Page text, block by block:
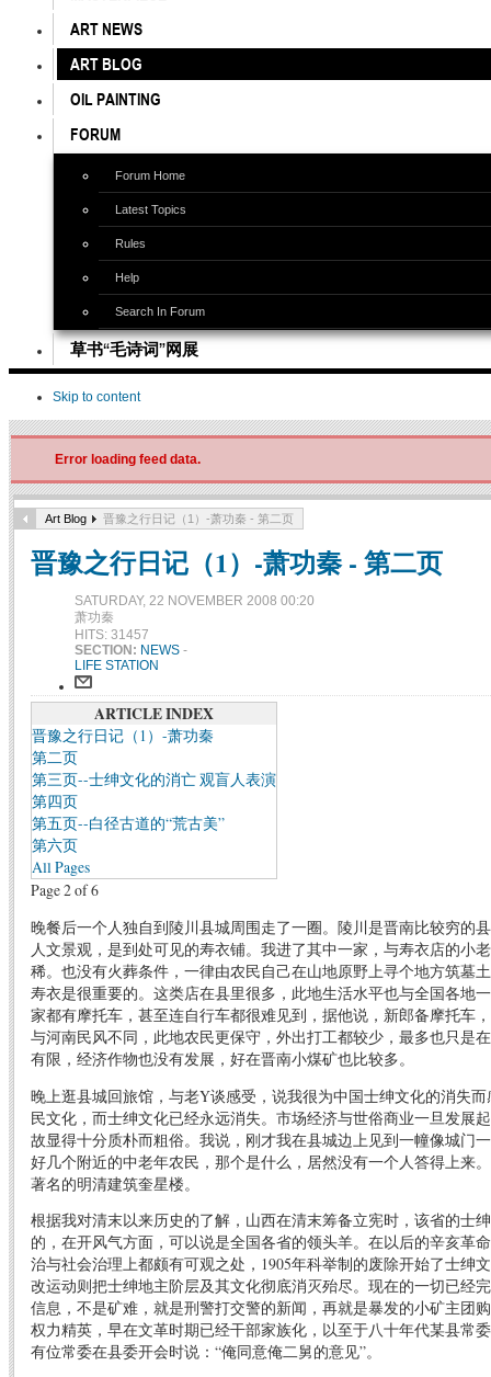
ART NEWS
ART BLOG
OIL PAINTING
FORUM
Forum Home
Latest Topics
Rules
Help
Search In Forum
草书“毛诗词”网展
Skip to content
Error loading feed data.
Art Blog 晋豫之行日记（1）-萧功秦 - 第二页
晋豫之行日记（1）-萧功秦 - 第二页
SATURDAY, 22 NOVEMBER 2008 00:20
萧功秦
HITS: 31457
SECTION: NEWS -
LIFE STATION
ARTICLE INDEX
晋豫之行日记（1）-萧功秦
第二页
第三页--士绅文化的消亡 观盲人表演
第四页
第五页--白径古道的“荒古美”
第六页
All Pages
Page 2 of 6
晚餐后一个人独自到陵川县城周围走了一圈。陵川是晋南比较穷的
人文景观，是到处可见的寿衣铺。我进了其中一家，与寿衣店的小
稀。也没有火葬条件，一律由农民自己在山地原野上寻个地方筑墓
寿衣是很重要的。这类店在县里很多，此地生活水平也与全国各地
家都有摩托车，甚至连自行车都很难见到，据他说，新郎备摩托车
与河南民风不同，此地农民更保守，外出打工都较少，最多也只是
有限，经济作物也没有发展，好在晋南小煤矿也比较多。
晚上逛县城回旅馆，与老Y谈感受，说我很为中国士绅文化的消失
民文化，而士绅文化已经永远消失。市场经济与世俗商业一旦发展
故显得十分质朴而粗俗。我说，刚才我在县城边上见到一幢像城门
好几个附近的中老年农民，那个是什么，居然没有一个人答得上来
著名的明清建筑奎星楼。
根据我对清末以来历史的了解，山西在清末筹备立宪时，该省的士
的，在开风气方面，可以说是全国各省的领头羊。在以后的辛亥革
治与社会治理上都颇有可观之处，1905年科举制的废除开始了士绅
改运动则把士绅地主阶层及其文化彻底消灭殆尽。现在的一切已经
信息，不是矿难，就是刑警打交警的新闻，再就是暴发的小矿主团
权力精英，早在文革时期已经干部家族化，以至于八十年代某县常
有位常委在县委开会时说：“俺同意俺二舅的意见”。